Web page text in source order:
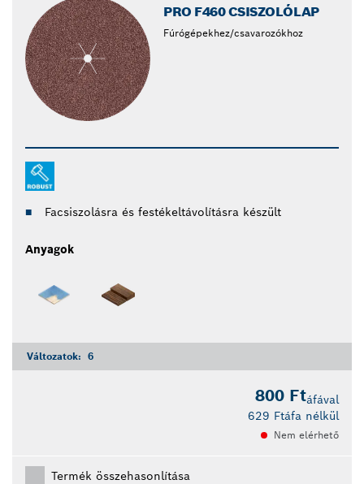
PRO F460 CSISZOLÓLAP
Fúrógépekhez/csavarozókhoz
Facsiszolásra és festékeltávolításra készült
Anyagok
Változatok: 6
800 Ftáfával
629 Ftáfa nélkül
Nem elérhető
Termék összehasonlítása